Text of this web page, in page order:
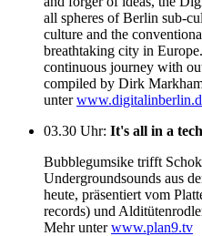
all spheres of Berlin sub-
culture and the
breathtaking city in
continuous journey with
compiled by Dirk
unter
03.30 Uhr: It's all in a
Bubblegumsike trifft
Undergroundsounds aus
heute, präsentiert vom
records) und
Mehr unterwww.plan9.tv